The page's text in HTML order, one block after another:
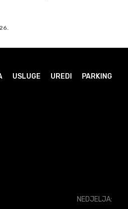
je za slavlje!
USLUGE UREDI PARKING
NEDJELJA: